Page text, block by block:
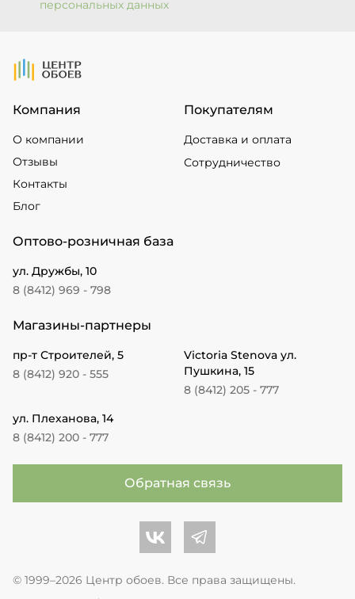
персональных данных
На Главную
Компания
О компании
Отзывы
Контакты
Блог
Покупателям
Доставка и оплата
Сотрудничество
Оптово-розничная база
ул. Дружбы, 10
8 (8412) 969 - 798
Магазины-партнеры
пр-т Строителей, 5
8 (8412) 920 - 555
Victoria Stenova ул.
Пушкина, 15
8 (8412) 205 - 777
ул. Плеханова, 14
8 (8412) 200 - 777
Обратная связь
Центр обоев во Вконтакте
Центр обоев в Телеграме
© 1999–2026 Центр обоев. Все права защищены.